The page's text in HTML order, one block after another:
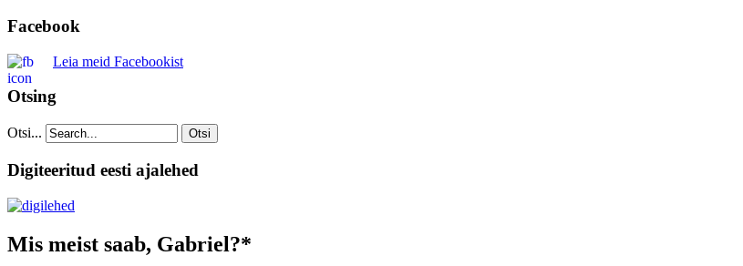
Facebook
Leia meid Facebookist
Otsing
Otsi... Otsi
Digiteeritud eesti ajalehed
Mis meist saab, Gabriel?*